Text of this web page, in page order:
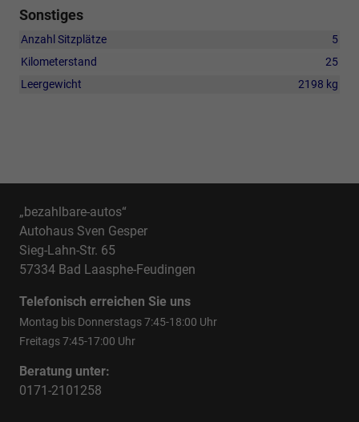
Sonstiges
Anzahl Sitzplätze
5
Kilometerstand
25
Leergewicht
2198 kg
„bezahlbare-autos“
Autohaus Sven Gesper
Sieg-Lahn-Str. 65
57334 Bad Laasphe-Feudingen
Telefonisch erreichen Sie uns
Montag bis Donnerstags 7:45-18:00 Uhr
Freitags 7:45-17:00 Uhr
Beratung unter:
0171-2101258